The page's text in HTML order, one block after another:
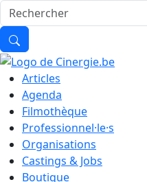
Articles
Agenda
Filmothèque
Professionnel·le·s
Organisations
Castings & Jobs
Boutique